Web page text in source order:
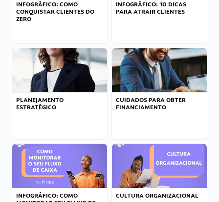
INFOGRÁFICO: COMO
CONQUISTAR CLIENTES DO
ZERO
INFOGRÁFICO: 10 DICAS
PARA ATRAIR CLIENTES
PLANEJAMENTO
ESTRATÉGICO
CUIDADOS PARA OBTER
FINANCIAMENTO
INFOGRÁFICO: COMO
CULTURA ORGANIZACIONAL